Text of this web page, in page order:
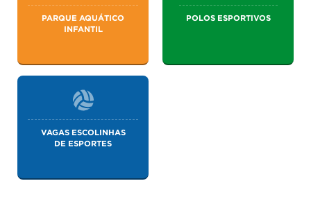
PARQUE AQUÁTICO
INFANTIL
POLOS ESPORTIVOS
VAGAS ESCOLINHAS
DE ESPORTES